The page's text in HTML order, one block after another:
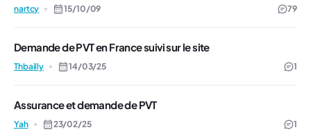
nartcy 15/10/09 79
Demande de PVT en France suivi sur le site
Thbailly 14/03/25 1
Assurance et demande de PVT
Yah 23/02/25 1